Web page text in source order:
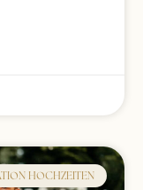
HOCHZEITEN